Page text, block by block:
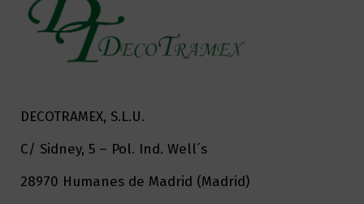
DECOTRAMEX, S.L.U.
C/ Sidney, 5 – Pol. Ind. Well´s
28970 Humanes de Madrid (Madrid)